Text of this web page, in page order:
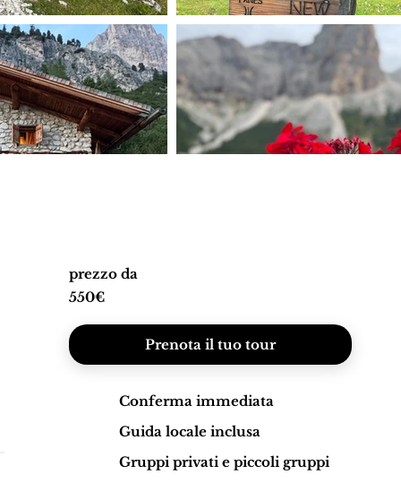
prezzo da
550€
Prenota il tuo tour
Conferma immediata
Guida locale inclusa
Gruppi privati e piccoli gruppi